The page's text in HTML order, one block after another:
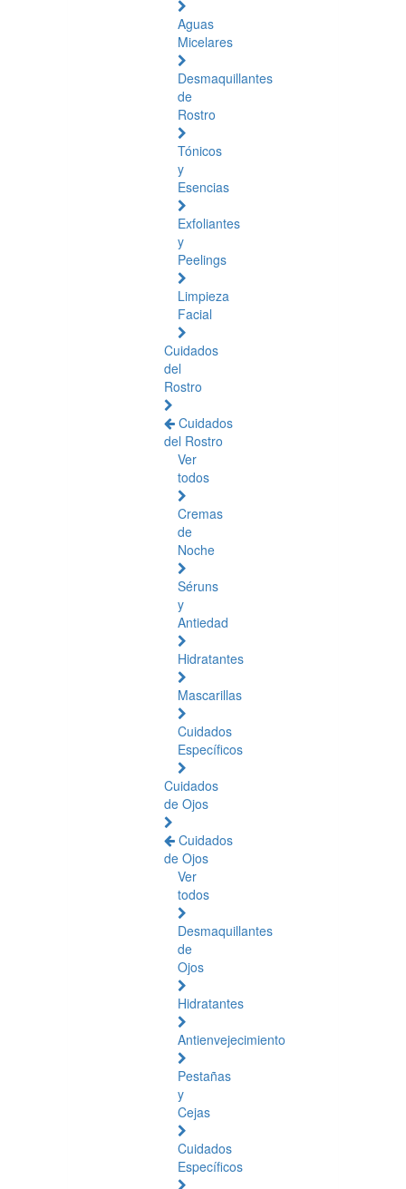
Aguas
Micelares
Desmaquillantes
de
Rostro
Tónicos
y
Esencias
Exfoliantes
y
Peelings
Limpieza
Facial
Cuidados
del
Rostro
Cuidados
del Rostro
Ver
todos
Cremas
de
Noche
Séruns
y
Antiedad
Hidratantes
Mascarillas
Cuidados
Específicos
Cuidados
de Ojos
Cuidados
de Ojos
Ver
todos
Desmaquillantes
de
Ojos
Hidratantes
Antienvejecimiento
Pestañas
y
Cejas
Cuidados
Específicos